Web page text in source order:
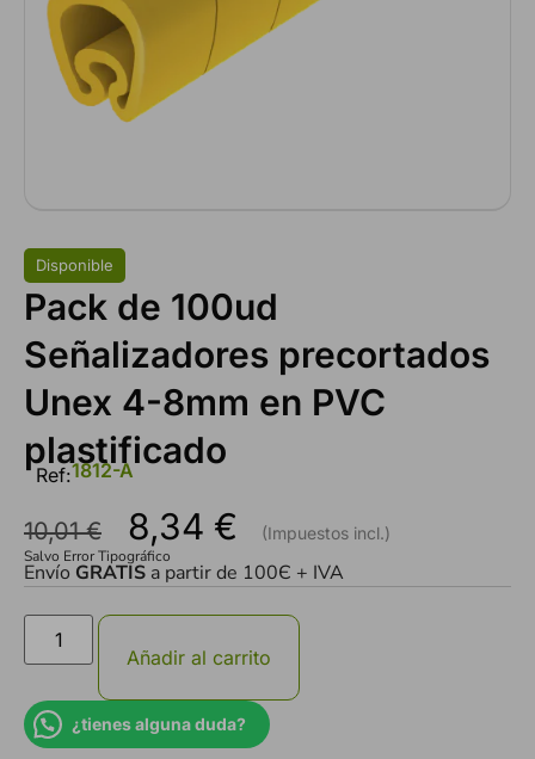
Disponible
Pack de 100ud
Señalizadores precortados
Unex 4-8mm en PVC
plastificado
Ref:1812-A
10,01€ 8,34 €
Salvo Error Tipográfico
Envío GRATIS a partir de 100Є + IVA
Añadir al carrito
¿tienes alguna duda?